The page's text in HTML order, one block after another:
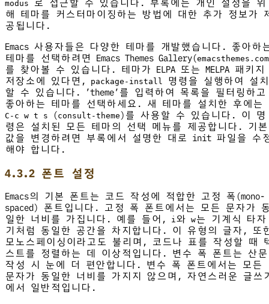
modus
로 접근할 수 있습니다. 부록에는 개인 설정을 위
해 테마를 커스터마이징하는 방법에 대한 추가 정보가
공됩니다.
Emacs 사용자들은 다양한 테마를 개발했습니다. 좋아하
테마를 선택하려면 Emacs Themes Gallery(emacsthemes.com
를 찾아볼 수 있습니다. 테마가 ELPA 또는 MELPA 패키지
저장소에 있다면,
package-install
명령을 실행하여 설치
할 수 있습니다. ’theme’를 입력하여 목록을 필터링하고
좋아하는 테마를 선택하세요. 새 테마를 설치한 후에는
C-c w t s (consult-theme)를 사용할 수 있습니다. 이 명
령은 설치된 모든 테마의 선택 메뉴를 제공합니다. 기본
값을 변경하려면 부록에서 설명한 대로 init 파일을 수
해야 합니다.
4.3.2 폰트 설정
Emacs의 기본 폰트는 코드 작성에 적합한 고정 폭(mono-
spaced) 폰트입니다. 고정 폭 폰트에서는 모든 문자가
일한 너비를 가집니다. 예를 들어,
i와 w는 기계식 타자
기처럼 동일한 공간을 차지합니다. 이 유형의 글자, 또
모노스페이싱이라고도 불리며, 코드나 표를 작성할 때
스트를 정렬하는 데 이상적입니다. 변수 폭 폰트는 산문
작성 시 눈에 더 편안합니다. 변수 폭 폰트에서는 모든
문자가 동일한 너비를 가지지 않으며, 자연스러운 글쓰
에서 일반적입니다.